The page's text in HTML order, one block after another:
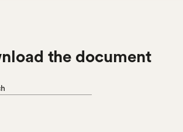
the document